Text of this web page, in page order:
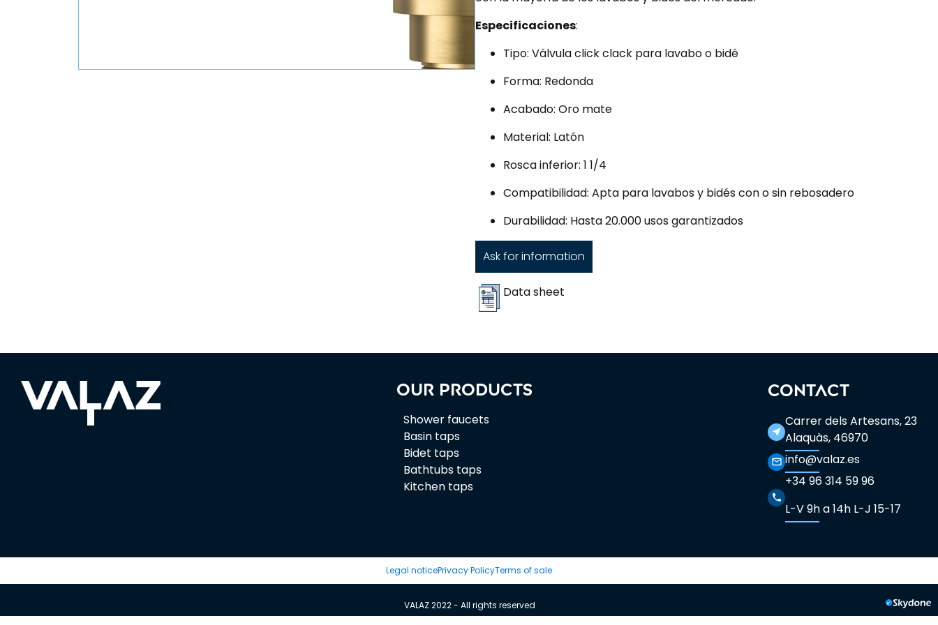
Especificaciones:
Tipo: Válvula click clack para lavabo o bidé
Forma: Redonda
Acabado: Oro mate
Material: Latón
Rosca inferior: 1 1/4
Compatibilidad: Apta para lavabos y bidés con o sin rebosadero
Durabilidad: Hasta 20.000 usos garantizados
Ask for information
Data sheet
Our products
Shower faucets
Basin taps
Bidet taps
Bathtubs taps
Kitchen taps
CONTACT
near_me
Carrer dels Artesans, 23
Alaquàs, 46970
mail_outline info@valaz.es
phone
+34 96 314 59 96
L-V 9h a 14h L-J 15-17
Legal noticePrivacy PolicyTerms of sale
VALAZ 2022 - All rights reserved